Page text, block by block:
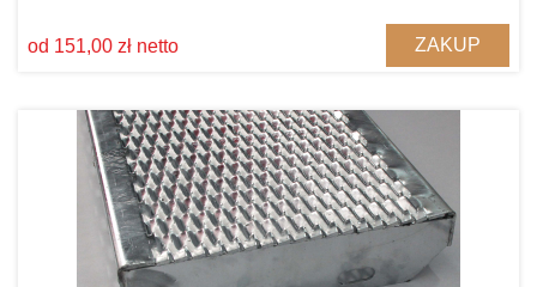
od 151,00 zł netto ZAKUP